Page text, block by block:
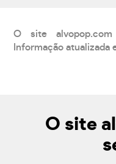
O site
Informação atualizada
O site